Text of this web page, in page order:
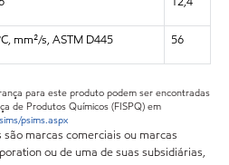
mm²/s, ASTM D445 56
para este produto podem ser encontradas
de Produtos Químicos (FISPQ) em
psims.aspx
marcas comerciais ou marcas
ou de uma de suas subsidiárias,